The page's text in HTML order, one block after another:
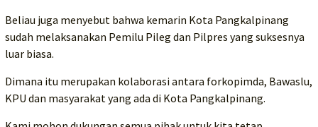
Beliau juga menyebut bahwa kemarin Kota Pangkalpinang
sudah melaksanakan Pemilu Pileg dan Pilpres yang suksesnya
luar biasa.
Dimana itu merupakan kolaborasi antara forkopimda, Bawaslu,
KPU dan masyarakat yang ada di Kota Pangkalpinang.